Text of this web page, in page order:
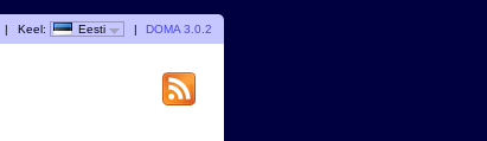
| Keel: Eesti | DOMA 3.0.2